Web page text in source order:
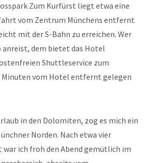
Zum Kurfürst liegt etwa eine
vom Zentrum Münchens entfernt
mit der S-Bahn zu erreichen. Wer
anreist, dem bietet das Hotel
Shuttleservice zum
Minuten vom Hotel entfernt gelegen
in den Dolomiten, zog es mich ein
Norden. Nach etwa vier
ich froh den Abend gemütlich im